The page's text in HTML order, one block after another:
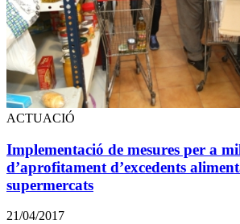
ACTUACIÓ
Implementació de mesures per a
d’aprofitament d’excedents
supermercats
21/04/2017